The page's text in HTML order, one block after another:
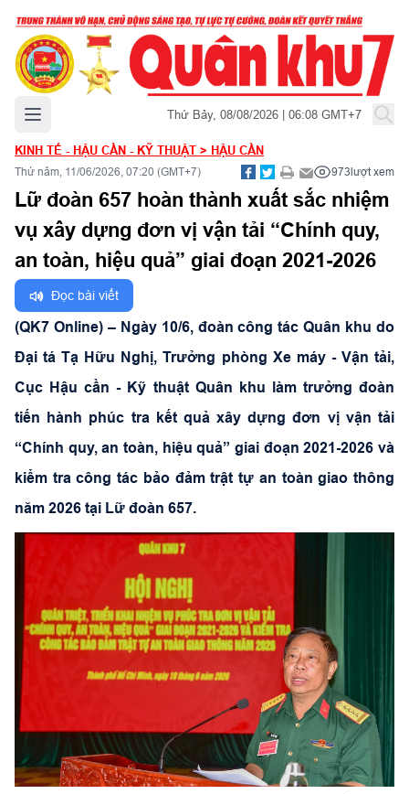
Mở menu chính Thứ Bảy, 08/08/2026 | 06:08 GMT+7
KINH TẾ - HẬU CẦN - KỸ THUẬT > HẬU CẦN
Thứ năm, 11/06/2026, 07:20 (GMT+7) 973lượt xem
Lữ đoàn 657 hoàn thành xuất sắc nhiệm
vụ xây dựng đơn vị vận tải “Chính quy,
an toàn, hiệu quả” giai đoạn 2021-2026
Đọc bài viết
(QK7 Online) – Ngày 10/6, đoàn công tác Quân khu do
Đại tá Tạ Hữu Nghị, Trưởng phòng Xe máy - Vận tải,
Cục Hậu cần - Kỹ thuật Quân khu làm trưởng đoàn
tiến hành phúc tra kết quả xây dựng đơn vị vận tải
“Chính quy, an toàn, hiệu quả” giai đoạn 2021-2026 và
kiểm tra công tác bảo đảm trật tự an toàn giao thông
năm 2026 tại Lữ đoàn 657.